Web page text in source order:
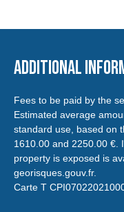
Additional
Fees to be paid by the
Estimated average
standard use, based on
1610.00 and 2250.00 €.
property is exposed is
georisques.gouv.fr.
Carte T